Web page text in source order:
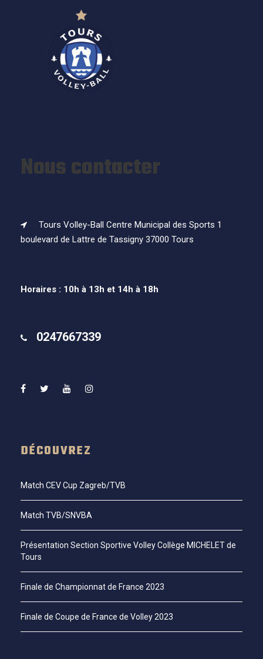
Nous contacter
Tours Volley-Ball Centre Municipal des Sports 1
boulevard de Lattre de Tassigny 37000 Tours
Horaires : 10h à 13h et 14h à 18h
0247667339
DÉCOUVREZ
Match CEV Cup Zagreb/TVB
Match TVB/SNVBA
Présentation Section Sportive Volley Collège MICHELET de
Tours
Finale de Championnat de France 2023
Finale de Coupe de France de Volley 2023